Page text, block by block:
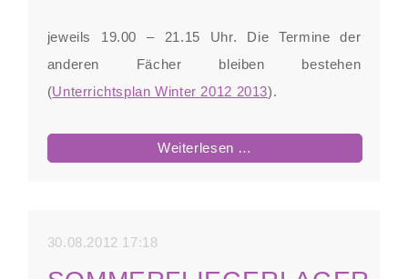
jeweils 19.00 – 21.15 Uhr. Die Termine der
anderen Fächer bleiben bestehen
(Unterrichtsplan Winter 2012 2013).
Weiterlesen …
30.08.2012 17:18